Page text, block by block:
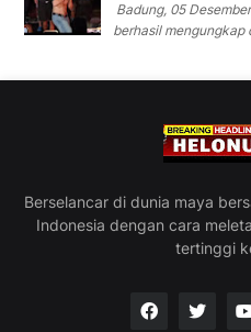
Badung, 05
berhasil mengungkap
Berselancar di dunia maya
Indonesia dengan cara
tertinggi